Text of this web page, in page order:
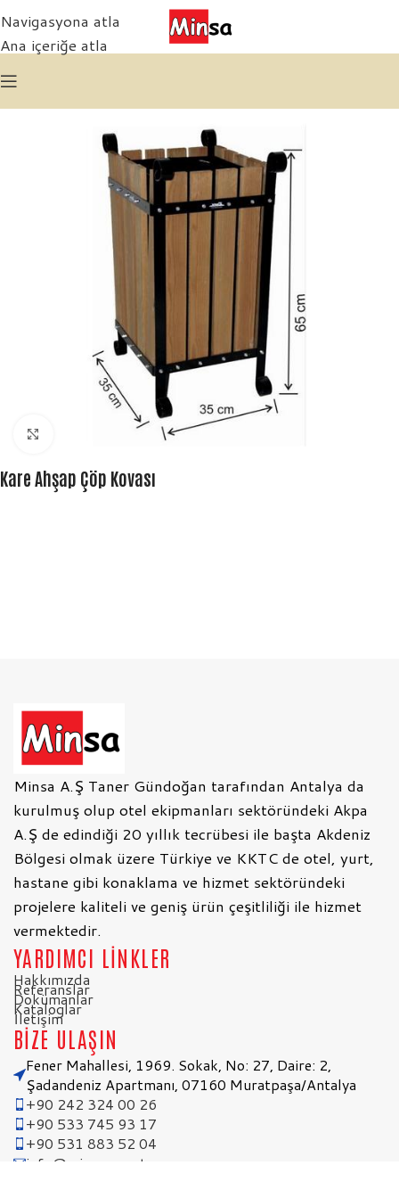
Navigasyona atla
Ana içeriğe atla
Büyütmek için tıklayın
Kare Ahşap Çöp Kovası
Minsa A.Ş Taner Gündoğan tarafından Antalya da
kurulmuş olup otel ekipmanları sektöründeki Akpa
A.Ş de edindiği 20 yıllık tecrübesi ile başta Akdeniz
Bölgesi olmak üzere Türkiye ve KKTC de otel, yurt,
hastane gibi konaklama ve hizmet sektöründeki
projelere kaliteli ve geniş ürün çeşitliliği ile hizmet
vermektedir.
YARDIMCI LİNKLER
Hakkımızda
Referanslar
Dokümanlar
Kataloglar
İletişim
BİZE ULAŞIN
Fener Mahallesi, 1969. Sokak, No: 27, Daire: 2,
Şadandeniz Apartmanı, 07160 Muratpaşa/Antalya
+90 242 324 00 26
+90 533 745 93 17
+90 531 883 52 04
info@minsa.com.tr